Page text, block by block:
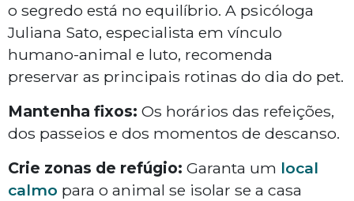
o segredo está no equilíbrio. A psicóloga
Juliana Sato, especialista em vínculo
humano-animal e luto, recomenda
preservar as principais rotinas do dia do pet.
Mantenha fixos: Os horários das refeições,
dos passeios e dos momentos de descanso.
Crie zonas de refúgio: Garanta um local
calmo para o animal se isolar se a casa